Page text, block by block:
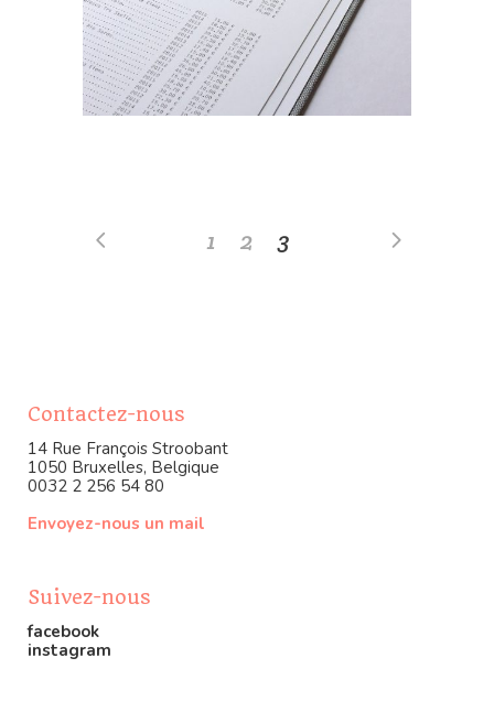
1 2 3
Contactez-nous
14 Rue François Stroobant
1050 Bruxelles, Belgique
0032 2 256 54 80
Envoyez-nous un mail
Suivez-nous
facebook
instagram